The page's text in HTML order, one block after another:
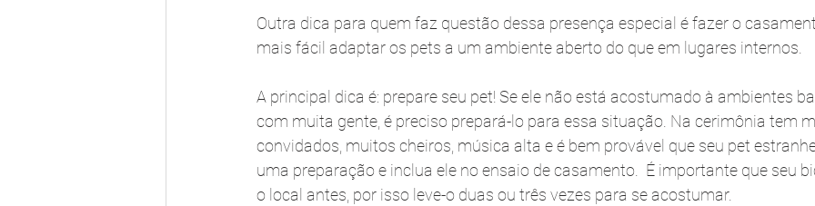
Outra dica para quem faz questão dessa presença especial é fazer o
mais fácil adaptar os pets a um ambiente aberto do que em lugares internos.
A principal dica é: prepare seu pet! Se ele não está acostumado à ambientes
com muita gente, é preciso prepará-lo para essa situação. Na cerimônia tem
convidados, muitos cheiros, música alta e é bem provável que seu pet
uma preparação e inclua ele no ensaio de casamento.  É importante que seu
o local antes, por isso leve-o duas ou três vezes para se acostumar.